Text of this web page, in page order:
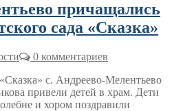
причащались
сада «Сказка»
0 комментариев
с. Андреево-Мелентьево
привели детей в храм. Дети
и хором поздравили